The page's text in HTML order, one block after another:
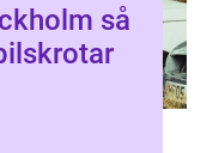
så